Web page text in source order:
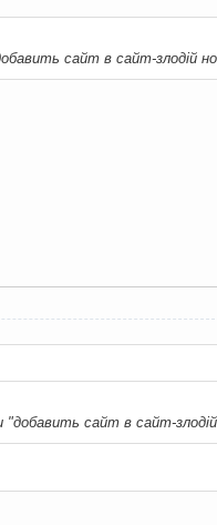
сайт в сайт-злодій
сайт в сайт-